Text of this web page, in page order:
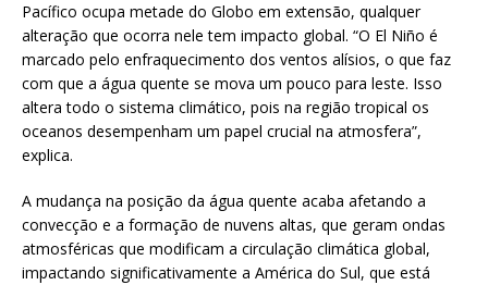
Pacífico ocupa metade do Globo em extensão, qualquer
alteração que ocorra nele tem impacto global. “O El Niño é
marcado pelo enfraquecimento dos ventos alísios, o que faz
com que a água quente se mova um pouco para leste. Isso
altera todo o sistema climático, pois na região tropical os
oceanos desempenham um papel crucial na atmosfera”,
explica.
A mudança na posição da água quente acaba afetando a
convecção e a formação de nuvens altas, que geram ondas
atmosféricas que modificam a circulação climática global,
impactando significativamente a América do Sul, que está